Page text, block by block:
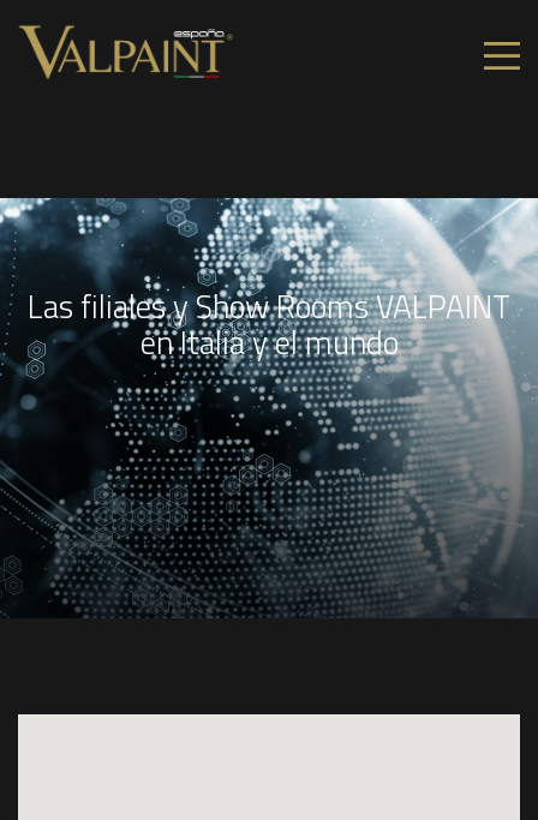
Las filiales y Show Rooms VALPAINT
en Italia y el mundo